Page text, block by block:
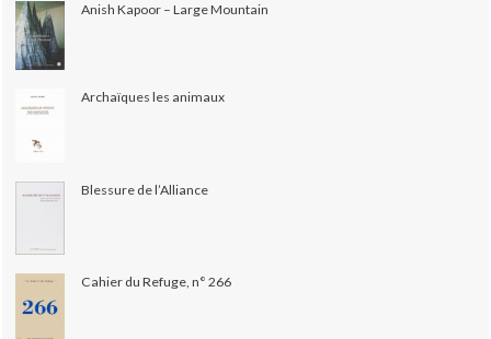
Anish Kapoor – Large Mountain
Archaïques les animaux
Blessure de l’Alliance
Cahier du Refuge, n° 266